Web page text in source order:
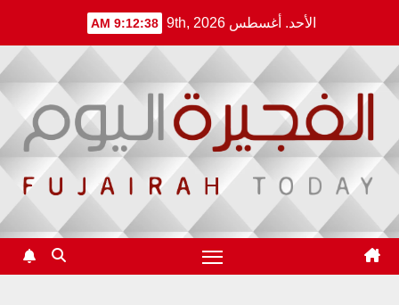
content
الأحد. أغسطس 9th, 2026 9:12:38 AM